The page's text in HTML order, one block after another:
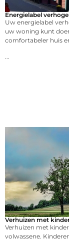
Energielabel
Uw energielabel
uw woning kunt
comfortabeler huis
Verhuizen met
Verhuizen met
volwassene.